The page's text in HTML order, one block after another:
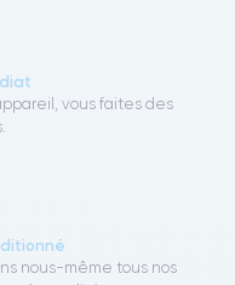
vous faites des
nous-même tous nos